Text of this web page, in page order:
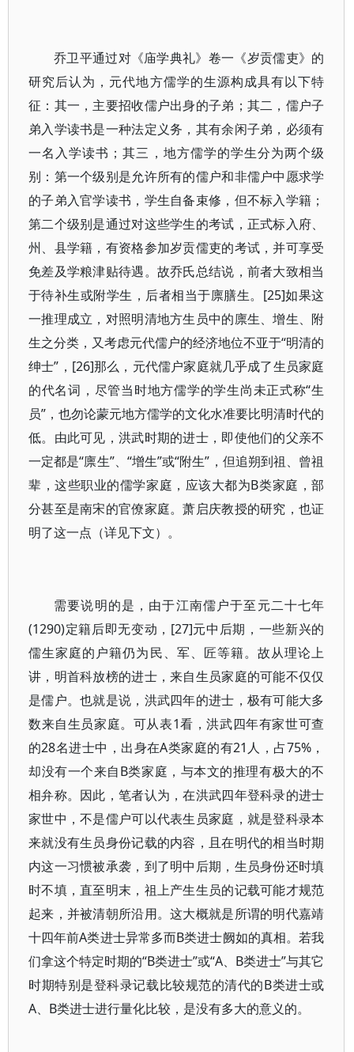
乔卫平通过对《庙学典礼》卷一《岁贡儒吏》的
研究后认为，元代地方儒学的生源构成具有以下特
征：其一，主要招收儒户出身的子弟；其二，儒户子
弟入学读书是一种法定义务，其有余闲子弟，必须有
一名入学读书；其三，地方儒学的学生分为两个级
别：第一个级别是允许所有的儒户和非儒户中愿求学
的子弟入官学读书，学生自备束修，但不标入学籍；
第二个级别是通过对这些学生的考试，正式标入府、
州、县学籍，有资格参加岁贡儒吏的考试，并可享受
免差及学粮津贴待遇。故乔氏总结说，前者大致相当
于待补生或附学生，后者相当于廪膳生。[25]如果这
一推理成立，对照明清地方生员中的廪生、增生、附
生之分类，又考虑元代儒户的经济地位不亚于“明清的
绅士”，[26]那么，元代儒户家庭就几乎成了生员家庭
的代名词，尽管当时地方儒学的学生尚未正式称“生
员”，也勿论蒙元地方儒学的文化水准要比明清时代的
低。由此可见，洪武时期的进士，即使他们的父亲不
一定都是“廪生”、“增生”或“附生”，但追朔到祖、曾祖
辈，这些职业的儒学家庭，应该大都为B类家庭，部
分甚至是南宋的官僚家庭。萧启庆教授的研究，也证
明了这一点（详见下文）。
需要说明的是，由于江南儒户于至元二十七年
(1290)定籍后即无变动，[27]元中后期，一些新兴的
儒生家庭的户籍仍为民、军、匠等籍。故从理论上
讲，明首科放榜的进士，来自生员家庭的可能不仅仅
是儒户。也就是说，洪武四年的进士，极有可能大多
数来自生员家庭。可从表1看，洪武四年有家世可查
的28名进士中，出身在A类家庭的有21人，占75%，
却没有一个来自B类家庭，与本文的推理有极大的不
相弁称。因此，笔者认为，在洪武四年登科录的进士
家世中，不是儒户可以代表生员家庭，就是登科录本
来就没有生员身份记载的内容，且在明代的相当时期
内这一习惯被承袭，到了明中后期，生员身份还时填
时不填，直至明末，祖上产生生员的记载可能才规范
起来，并被清朝所沿用。这大概就是所谓的明代嘉靖
十四年前A类进士异常多而B类进士阙如的真相。若我
们拿这个特定时期的“B类进士”或“A、B类进士”与其它
时期特别是登科录记载比较规范的清代的B类进士或
A、B类进士进行量化比较，是没有多大的意义的。